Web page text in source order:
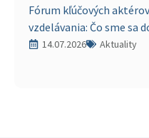
Fórum kľúčových
vzdelávania: Čo sme sa
14.07.2026 Aktuality